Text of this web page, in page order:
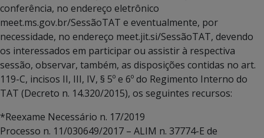
conferência, no endereço eletrônico
meet.ms.gov.br/SessãoTAT e eventualmente, por
necessidade, no endereço meet.jit.si/SessãoTAT, devendo
os interessados em participar ou assistir à respectiva
sessão, observar, também, as disposições contidas no art.
119-C, incisos II, III, IV, § 5º e 6º do Regimento Interno do
TAT (Decreto n. 14.320/2015), os seguintes recursos:
*Reexame Necessário n. 17/2019
Processo n. 11/030649/2017 – ALIM n. 37774-E de